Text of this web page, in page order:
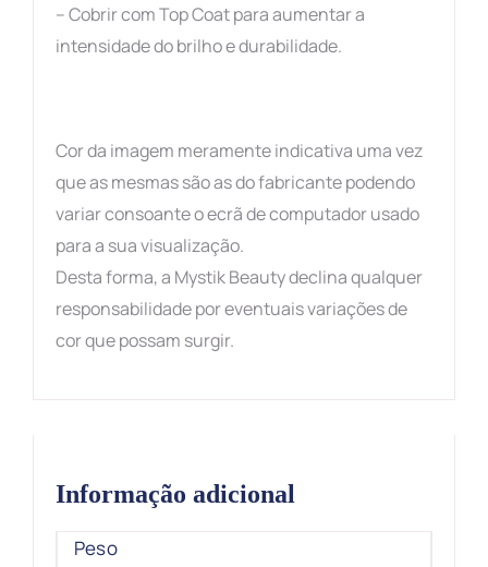
– Cobrir com Top Coat para aumentar a
intensidade do brilho e durabilidade.
Cor da imagem meramente indicativa uma vez
que as mesmas são as do fabricante podendo
variar consoante o ecrã de computador usado
para a sua visualização.
Desta forma, a Mystik Beauty declina qualquer
responsabilidade por eventuais variações de
cor que possam surgir.
Informação adicional
Peso